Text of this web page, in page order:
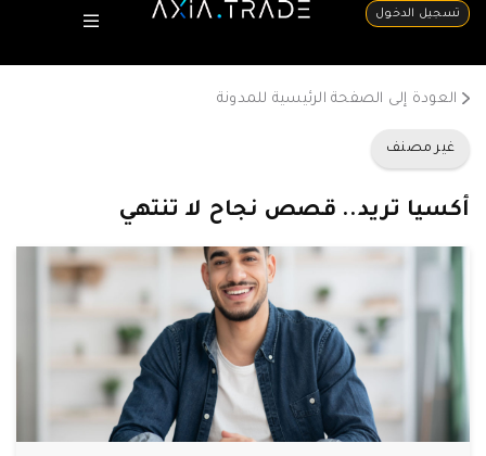
تسجيل الدخول
العودة إلى الصفحة الرئيسية للمدونة
غير مصنف
أكسيا تريد.. قصص نجاح لا تنتهي